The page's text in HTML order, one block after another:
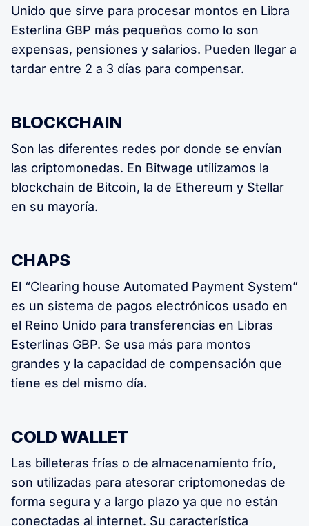
Unido que sirve para procesar montos en Libra
Esterlina GBP más pequeños como lo son
expensas, pensiones y salarios. Pueden llegar a
tardar entre 2 a 3 días para compensar.
BLOCKCHAIN
Son las diferentes redes por donde se envían
las criptomonedas. En Bitwage utilizamos la
blockchain de Bitcoin, la de Ethereum y Stellar
en su mayoría.
CHAPS
El “Clearing house Automated Payment System”
es un sistema de pagos electrónicos usado en
el Reino Unido para transferencias en Libras
Esterlinas GBP. Se usa más para montos
grandes y la capacidad de compensación que
tiene es del mismo día.
COLD WALLET
Las billeteras frías o de almacenamiento frío,
son utilizadas para atesorar criptomonedas de
forma segura y a largo plazo ya que no están
conectadas al internet. Su característica